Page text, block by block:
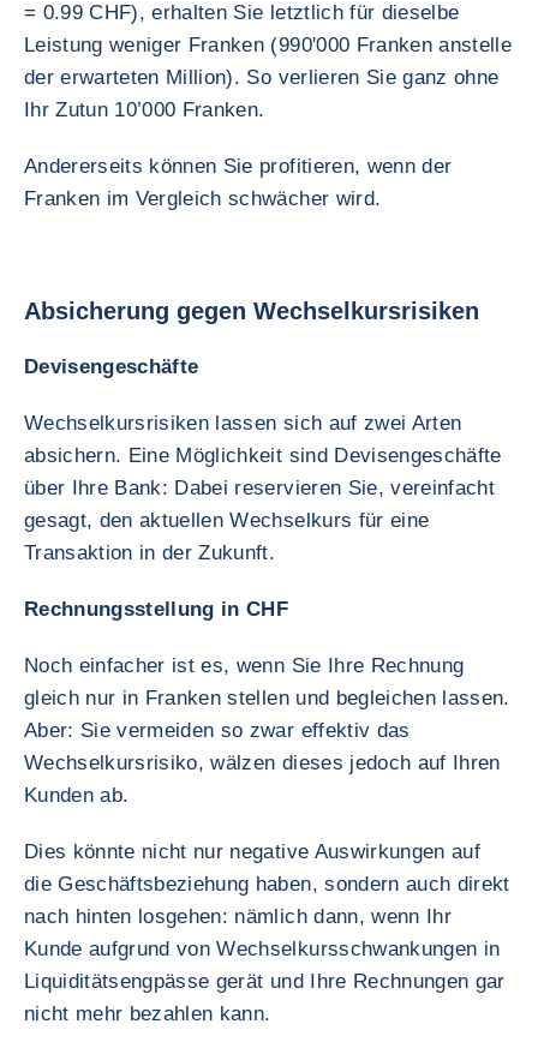
= 0.99 CHF), erhalten Sie letztlich für dieselbe
Leistung weniger Franken (990'000 Franken anstelle
der erwarteten Million). So verlieren Sie ganz ohne
Ihr Zutun 10’000 Franken.
Andererseits können Sie profitieren, wenn der
Franken im Vergleich schwächer wird.
Absicherung gegen Wechselkursrisiken
Devisengeschäfte
Wechselkursrisiken lassen sich auf zwei Arten
absichern. Eine Möglichkeit sind Devisengeschäfte
über Ihre Bank: Dabei reservieren Sie, vereinfacht
gesagt, den aktuellen Wechselkurs für eine
Transaktion in der Zukunft.
Rechnungsstellung in CHF
Noch einfacher ist es, wenn Sie Ihre Rechnung
gleich nur in Franken stellen und begleichen lassen.
Aber: Sie vermeiden so zwar effektiv das
Wechselkursrisiko, wälzen dieses jedoch auf Ihren
Kunden ab.
Dies könnte nicht nur negative Auswirkungen auf
die Geschäftsbeziehung haben, sondern auch direkt
nach hinten losgehen: nämlich dann, wenn Ihr
Kunde aufgrund von Wechselkursschwankungen in
Liquiditätsengpässe gerät und Ihre Rechnungen gar
nicht mehr bezahlen kann.